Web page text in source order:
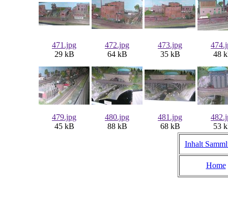
471.jpg
29 kB
472.jpg
64 kB
473.jpg
35 kB
48
479.jpg
45 kB
480.jpg
88 kB
481.jpg
68 kB
53
Inhalt
Home